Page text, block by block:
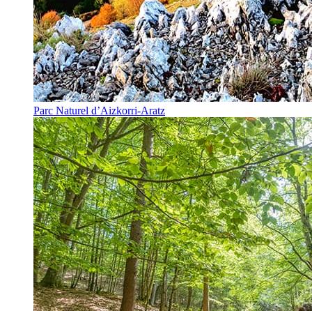
Parc Naturel d’Aizkorri-Aratz